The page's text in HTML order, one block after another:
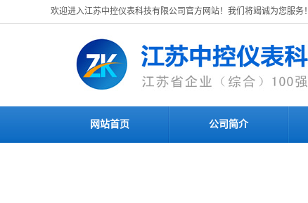
欢迎进入江苏中控仪表科技有限公司官方网站！我们将竭诚为您服务！
网站首页 公司简介